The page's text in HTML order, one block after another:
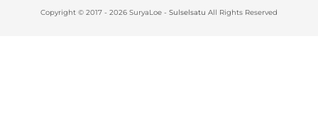
Copyright © 2017 - 2026 SuryaLoe - Sulselsatu All Rights Reserved